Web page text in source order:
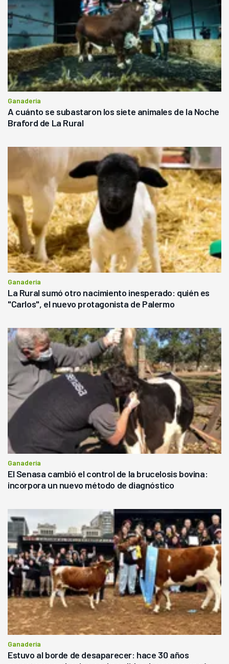
Ganadería
A cuánto se subastaron los siete animales de la Noche
Braford de La Rural
Ganadería
La Rural sumó otro nacimiento inesperado: quién es
"Carlos", el nuevo protagonista de Palermo
Ganadería
El Senasa cambió el control de la brucelosis bovina:
incorpora un nuevo método de diagnóstico
Ganadería
Estuvo al borde de desaparecer: hace 30 años